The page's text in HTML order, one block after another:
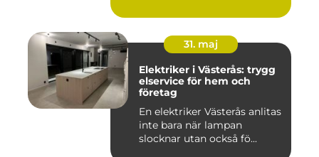
31. maj
Elektriker i Västerås: trygg
elservice för hem och
företag
En elektriker Västerås anlitas
inte bara när lampan
slocknar utan också fö...